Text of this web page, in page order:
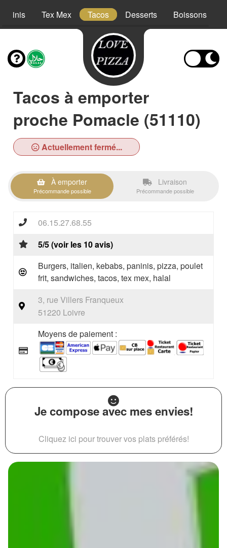
Tex Mex Tacos Desserts Boissons
Tacos à emporter
proche Pomacle (51110)
Actuellement fermé...
À emporter
Précommande possible
Livraison
Précommande possible
06.15.27.68.55
5/5 (voir les 10 avis)
Burgers, italien, kebabs, paninis, pizza, poulet
frit, sandwiches, tacos, tex mex, halal
3, rue Villers Franqueux
51220 Loivre
Moyens de paiement :
Je compose avec mes envies!
Cliquez ici pour trouver vos plats préférés!